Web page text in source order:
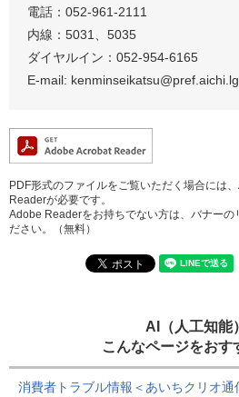
電話：052-961-2111
内線：5031、5035
ダイヤルイン：052-954-6165
E-mail:
PDF形式のファイルをご覧いただく場合には
Readerが必要です。
Adobe Readerをお持ちでない方は、バナーの
ださい。（無料）
AI（人工知能
こんなページをおす
消費者トラブル情報＜あいちクリオ